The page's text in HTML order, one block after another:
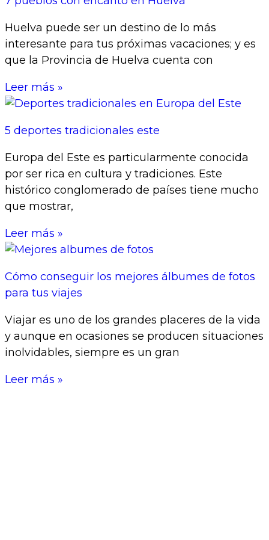
Huelva puede ser un destino de lo más
interesante para tus próximas vacaciones; y es
que la Provincia de Huelva cuenta con
Leer más »
5 deportes tradicionales este
Europa del Este es particularmente conocida
por ser rica en cultura y tradiciones. Este
histórico conglomerado de países tiene mucho
que mostrar,
Leer más »
Cómo conseguir los mejores álbumes de fotos
para tus viajes
Viajar es uno de los grandes placeres de la vida
y aunque en ocasiones se producen situaciones
inolvidables, siempre es un gran
Leer más »